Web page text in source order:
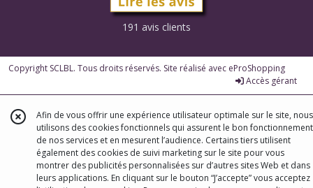
191 avis clients
Copyright SCLBL. Tous droits réservés. Site réalisé avec eProShopping
Accès gérant
Afin de vous offrir une expérience utilisateur optimale sur le site, nous
utilisons des cookies fonctionnels qui assurent le bon fonctionnement
de nos services et en mesurent l’audience. Certains tiers utilisent
également des cookies de suivi marketing sur le site pour vous
montrer des publicités personnalisées sur d’autres sites Web et dans
leurs applications. En cliquant sur le bouton “J’accepte” vous acceptez